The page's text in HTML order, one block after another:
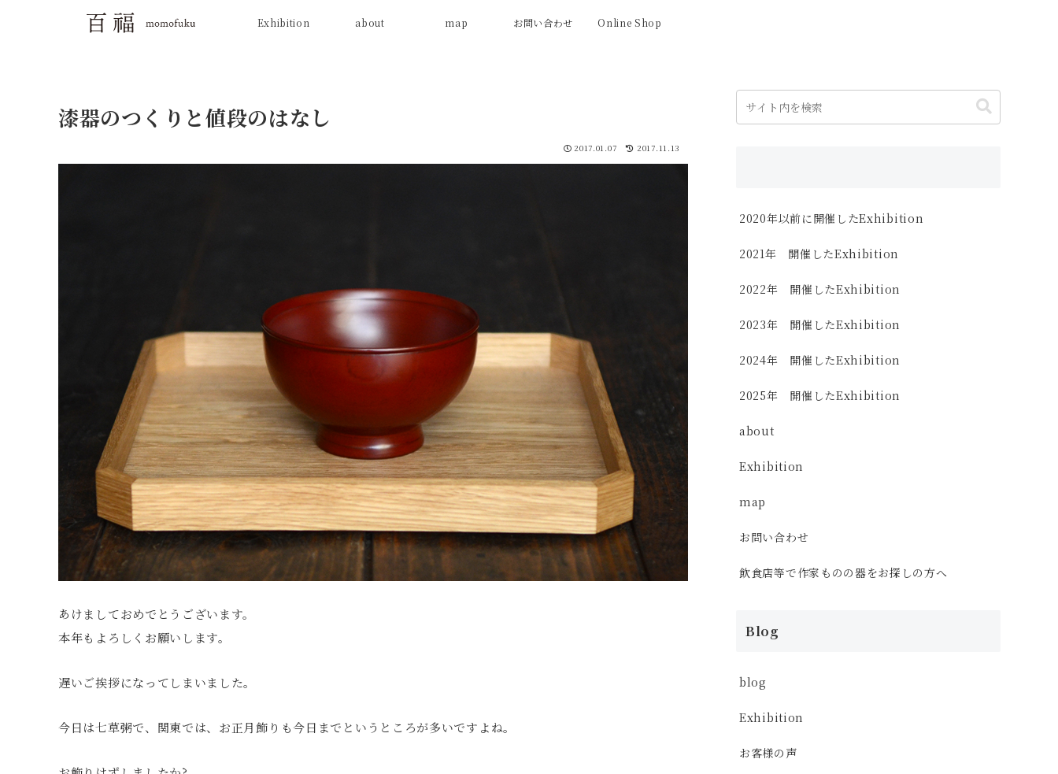
Exhibition about map お問い合わせ Online Shop
漆器のつくりと値段のはなし
2017.01.07 2017.11.13
あけましておめでとうございます。
本年もよろしくお願いします。
遅いご挨拶になってしまいました。
今日は七草粥で、関東では、お正月飾りも今日までというところが多いですよね。
2020年以前に開催したExhibition
2021年 開催したExhibition
2022年 開催したExhibition
2023年 開催したExhibition
2024年 開催したExhibition
2025年 開催したExhibition
about
Exhibition
map
お問い合わせ
飲食店等で作家ものの器をお探しの方へ
Blog
blog
Exhibition
お客様の声